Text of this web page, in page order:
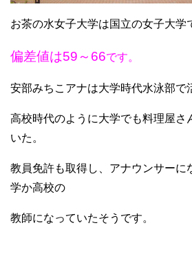
お茶の水女子大学は国立の女子大学
偏差値は59～66です。
安部みちこアナは大学時代水泳部で
高校時代のように大学でも料理屋さ
いた。
教員免許も取得し、アナウンサーに
学か高校の
教師になっていたそうです。